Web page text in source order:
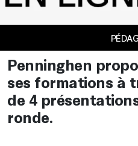
Penninghen
ses formations à
de 4
ronde.